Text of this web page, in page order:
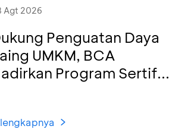
Agt 2026
Penguatan Daya
UMKM, BCA
Program Sertif...